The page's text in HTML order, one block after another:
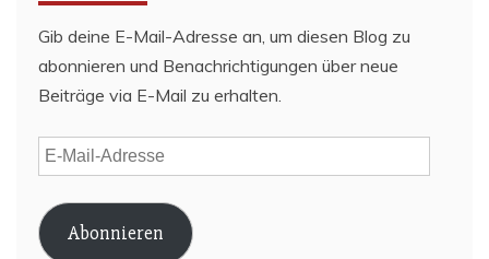
Gib deine E-Mail-Adresse an, um diesen Blog zu
abonnieren und Benachrichtigungen über neue
Beiträge via E-Mail zu erhalten.
E-
Mail-
Adresse
Abonnieren